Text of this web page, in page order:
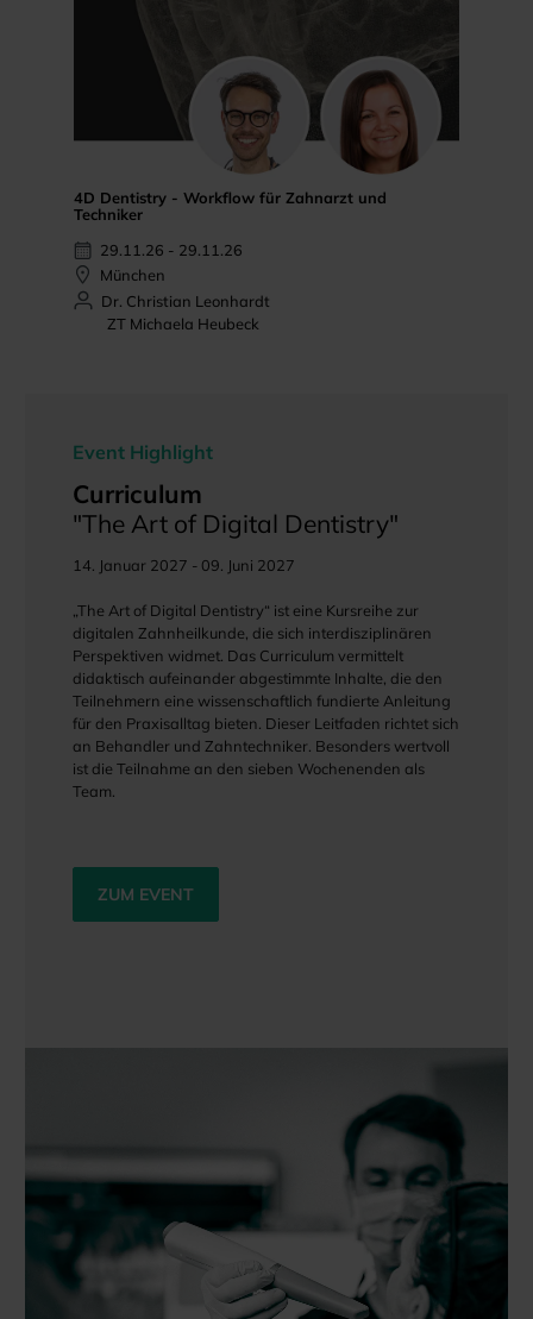
4D Dentistry - Workflow für Zahnarzt und
Techniker
29.11.26 - 29.11.26
München
Dr. Christian Leonhardt
ZT Michaela Heubeck
Event Highlight
Curriculum
"The Art of Digital Dentistry"
14. Januar 2027 - 09. Juni 2027
„The Art of Digital Dentistry“ ist eine Kursreihe zur
digitalen Zahnheilkunde, die sich interdisziplinären
Perspektiven widmet. Das Curriculum vermittelt
didaktisch aufeinander abgestimmte Inhalte, die den
Teilnehmern eine wissenschaftlich fundierte Anleitung
für den Praxisalltag bieten. Dieser Leitfaden richtet sich
an Behandler und Zahntechniker. Besonders wertvoll
ist die Teilnahme an den sieben Wochenenden als
Team.
ZUM EVENT